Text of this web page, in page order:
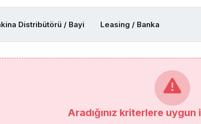
Distribütörü / Bayi Leasing / Banka
Aradığınız kriterlere uygun